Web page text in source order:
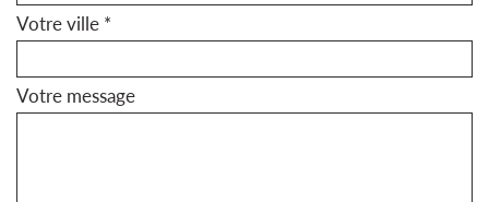
Votre ville *
Votre message